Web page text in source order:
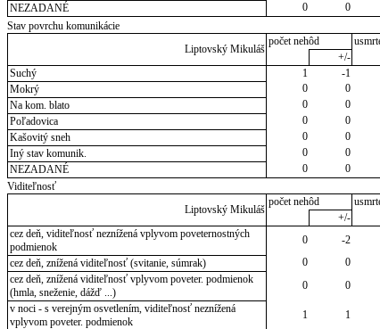
NEZADANÉ
0 0
Stav povrchu komunikácie
Liptovský Mikuláš
počet nehôd
+/-
Suchý
1 -1
Mokrý
0 0
Na kom. blato
0 0
Poľadovica
0 0
Kašovitý sneh
0 0
Iný stav komunik.
0 0
NEZADANÉ
0 0
Viditeľnosť
Liptovský Mikuláš
počet nehôd
+/-
cez deň, viditeľnosť neznížená vplyvom poveternostných
podmienok
0 -2
cez deň, znížená viditeľnosť (svitanie, súmrak)
0 0
cez deň, znížená viditeľnosť vplyvom poveter. podmienok
(hmla, sneženie, dážď ...)
0 0
v noci - s verejným osvetlením, viditeľnosť neznížená
vplyvom poveter. podmienok
1 1